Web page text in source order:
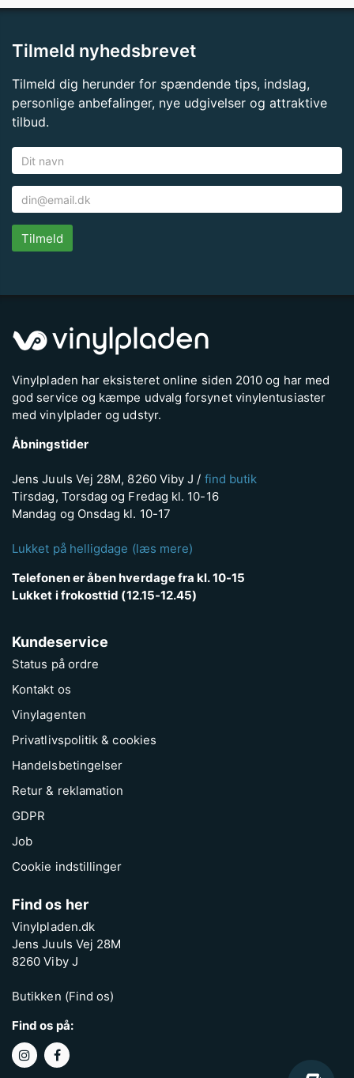
Tilmeld nyhedsbrevet
Tilmeld dig herunder for spændende tips, indslag,
personlige anbefalinger, nye udgivelser og attraktive
tilbud.
Tilmeld
Vinylpladen har eksisteret online siden 2010 og har med
god service og kæmpe udvalg forsynet vinylentusiaster
med vinylplader og udstyr.
Åbningstider
Jens Juuls Vej 28M, 8260 Viby J / find butik
Tirsdag, Torsdag og Fredag kl. 10-16
Mandag og Onsdag kl. 10-17
Lukket på helligdage (læs mere)
Telefonen er åben hverdage fra kl. 10-15
Lukket i frokosttid (12.15-12.45)
Kundeservice
Status på ordre
Kontakt os
Vinylagenten
Privatlivspolitik & cookies
Handelsbetingelser
Retur & reklamation
GDPR
Job
Cookie indstillinger
Find os her
Vinylpladen.dk
Jens Juuls Vej 28M
8260 Viby J
Butikken (Find os)
Find os på: